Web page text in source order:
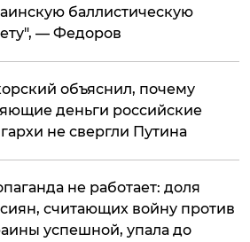
баллистическую
— Федоров
объяснил, почему
деньги российские
не свергли Путина
не работает: доля
считающих войну против
успешной, упала до